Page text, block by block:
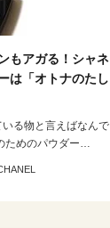
もアガる！シャネ
は「オトナのたし
る物と言えばなんで
ためのパウダー…